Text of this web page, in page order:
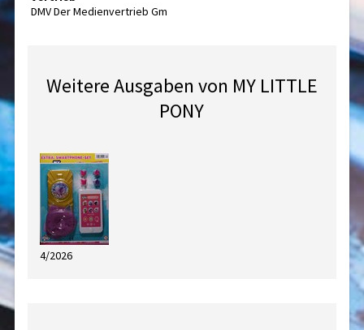
DMV Der Medienvertrieb Gm
Weitere Ausgaben von MY LITTLE
PONY
4/2026